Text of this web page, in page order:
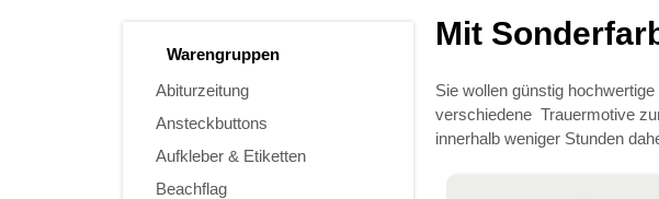
Warengruppen
Abiturzeitung
Ansteckbuttons
Aufkleber & Etiketten
Beachflag
Mit
Sie wollen günstig
verschiedene Trauermotive
innerhalb weniger Stunden